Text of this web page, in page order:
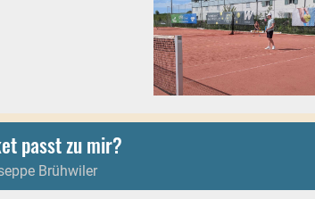
passt zu mir?
Brühwiler